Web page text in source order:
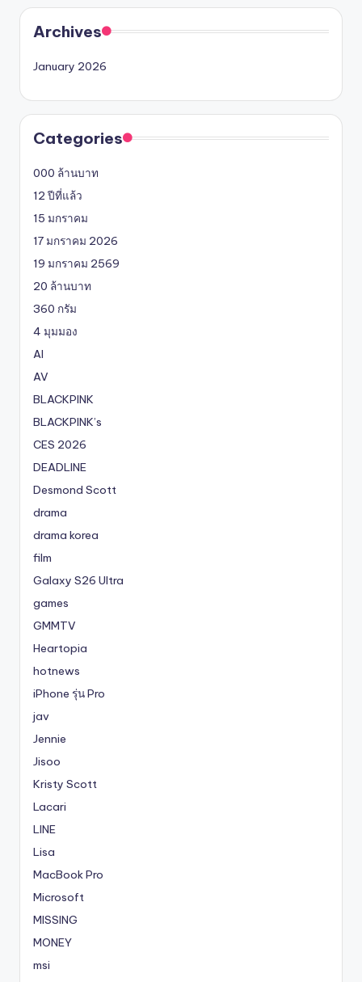
Archives
January 2026
Categories
000 ล้านบาท
12 ปีที่แล้ว
15 มกราคม
17 มกราคม 2026
19 มกราคม 2569
20 ล้านบาท
360 กรัม
4 มุมมอง
AI
AV
BLACKPINK
BLACKPINK’s
CES 2026
DEADLINE
Desmond Scott
drama
drama korea
film
Galaxy S26 Ultra
games
GMMTV
Heartopia
hotnews
iPhone รุ่น Pro
jav
Jennie
Jisoo
Kristy Scott
Lacari
LINE
Lisa
MacBook Pro
Microsoft
MISSING
MONEY
msi